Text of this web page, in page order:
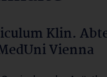
Klin.
Vienna